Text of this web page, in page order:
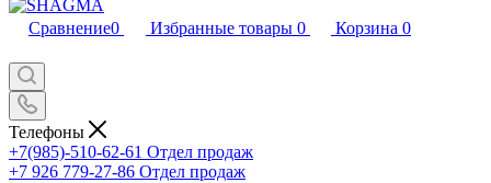
Сравнение0 Избранные товары 0 Корзина 0
Телефоны
+7(985)-510-62-61 Отдел продаж
‪+7 926 779-27-86‬ Отдел продаж